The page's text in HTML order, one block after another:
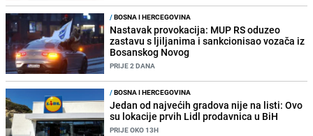
/BOSNA I HERCEGOVINA
Nastavak provokacija: MUP RS oduzeo
zastavu s ljiljanima i sankcionisao vozača iz
Bosanskog Novog
PRIJE 2 DANA
/BOSNA I HERCEGOVINA
Jedan od najvećih gradova nije na listi: Ovo
su lokacije prvih Lidl prodavnica u BiH
PRIJE OKO 13H